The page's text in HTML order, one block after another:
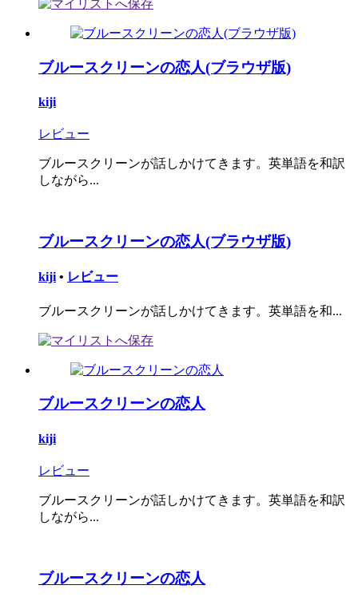
ブルースクリーンの恋人(ブラウザ版)
kiji
レビュー
ブルースクリーンが話しかけてきます。英単語を和訳
しながら...
ブルースクリーンの恋人(ブラウザ版)
kiji • レビュー
ブルースクリーンが話しかけてきます。英単語を和...
ブルースクリーンの恋人
kiji
レビュー
ブルースクリーンが話しかけてきます。英単語を和訳
しながら...
ブルースクリーンの恋人